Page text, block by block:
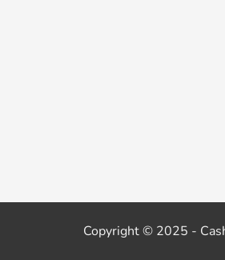
Copyright © 2025 -